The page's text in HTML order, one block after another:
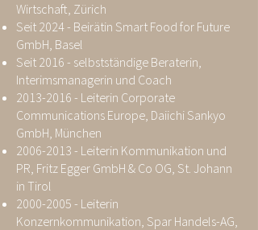
Wirtschaft, Zürich
Seit 2024 - Beirätin Smart Food for Future
GmbH, Basel
Seit 2016 - selbstständige Beraterin,
Interimsmanagerin und Coach
2013-2016 - Leiterin Corporate
Communications Europe, Daiichi Sankyo
GmbH, München
2006-2013 - Leiterin Kommunikation und
PR, Fritz Egger GmbH & Co OG, St. Johann
in Tirol
2000-2005 - Leiterin
Konzernkommunikation, Spar Handels-AG,